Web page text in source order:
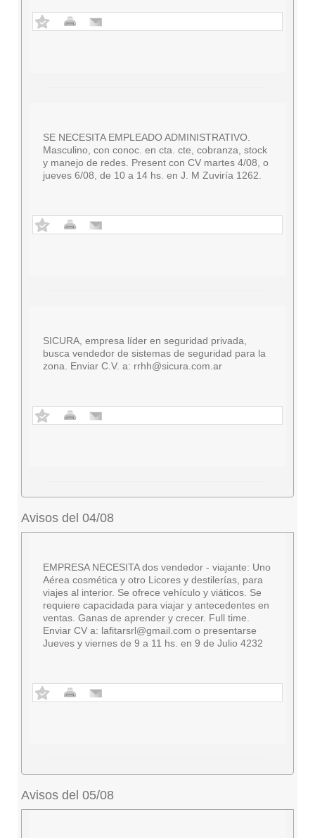
SE NECESITA EMPLEADO ADMINISTRATIVO.
Masculino, con conoc. en cta. cte, cobranza, stock
y manejo de redes. Present con CV martes 4/08, o
jueves 6/08, de 10 a 14 hs. en J. M Zuviría 1262.
SICURA, empresa líder en seguridad privada,
busca vendedor de sistemas de seguridad para la
zona. Enviar C.V. a: rrhh@sicura.com.ar
Avisos del 04/08
EMPRESA NECESITA dos vendedor - viajante: Uno
Aérea cosmética y otro Licores y destilerías, para
viajes al interior. Se ofrece vehículo y viáticos. Se
requiere capacidada para viajar y antecedentes en
ventas. Ganas de aprender y crecer. Full time.
Enviar CV a: lafitarsrl@gmail.com o presentarse
Jueves y viernes de 9 a 11 hs. en 9 de Julio 4232
Avisos del 05/08